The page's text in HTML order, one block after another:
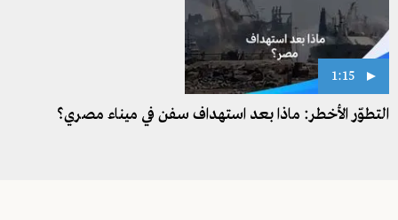
1:15
التطوّر الأخطر: ماذا بعد استهداف سفن في ميناء مصري؟